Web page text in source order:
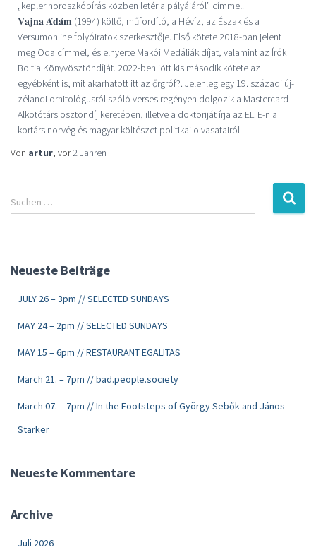
„kepler horoszkópírás közben letér a pályájáról” címmel.
𝐕𝐚𝐣𝐧𝐚 𝐀́𝐝𝐚́𝐦 (1994) költő, műfordító, a Hévíz, az Észak és a
Versumonline folyóiratok szerkesztője. Első kötete 2018-ban jelent
meg Oda címmel, és elnyerte Makói Medáliák díjat, valamint az Írók
Boltja Könyvösztöndíját. 2022-ben jött kis második kötete az
egyébként is, mit akarhatott itt az őrgróf?. Jelenleg egy 19. századi új-
zélandi ornitológusról szóló verses regényen dolgozik a Mastercard
Alkotótárs ösztöndíj keretében, illetve a doktoriját írja az ELTE-n a
kortárs norvég és magyar költészet politikai olvasatairól.
Von artur, vor2 Jahren
Suchen …
Neueste Beiträge
JULY 26 – 3pm // SELECTED SUNDAYS
MAY 24 – 2pm // SELECTED SUNDAYS
MAY 15 – 6pm // RESTAURANT EGALITAS
March 21. – 7pm // bad.people.society
March 07. – 7pm // In the Footsteps of György Sebők and János
Starker
Neueste Kommentare
Archive
Juli 2026